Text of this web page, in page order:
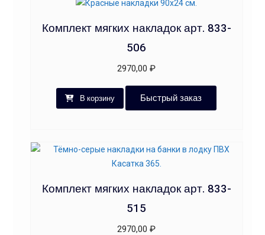
Комплект мягких накладок арт. 833-
506
2970,00₽
В корзину Быстрый заказ
Комплект мягких накладок арт. 833-
515
2970,00₽